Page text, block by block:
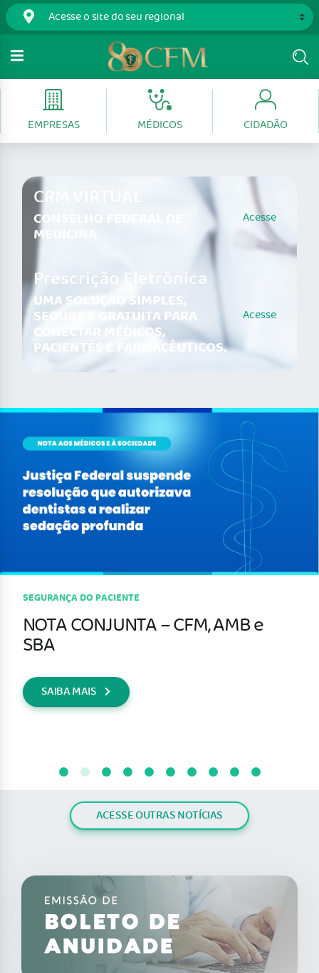
EMPRESAS MÉDICOS CIDADÃO
CRM VIRTUAL
CONSELHO FEDERAL DE
MEDICINA
Acesse
Prescrição Eletrônica
UMA SOLUÇÃO SIMPLES,
SEGURA E GRATUITA PARA
CONECTAR MÉDICOS,
PACIENTES E FARMACÊUTICOS.
Acesse
SEGURANÇA DO PACIENTE
NOTA CONJUNTA – CFM, AMB e
SBA
SAIBA MAIS
ACESSE OUTRAS NOTÍCIAS